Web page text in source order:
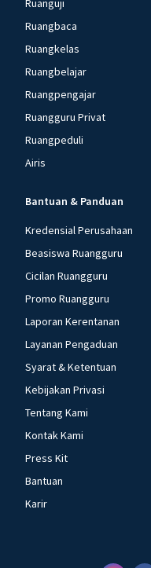
Ruanguji
Ruangbaca
Ruangkelas
Ruangbelajar
Ruangpengajar
Ruangguru Privat
Ruangpeduli
Airis
Bantuan & Panduan
Kredensial Perusahaan
Beasiswa Ruangguru
Cicilan Ruangguru
Promo Ruangguru
Laporan Kerentanan
Layanan Pengaduan
Syarat & Ketentuan
Kebijakan Privasi
Tentang Kami
Kontak Kami
Press Kit
Bantuan
Karir